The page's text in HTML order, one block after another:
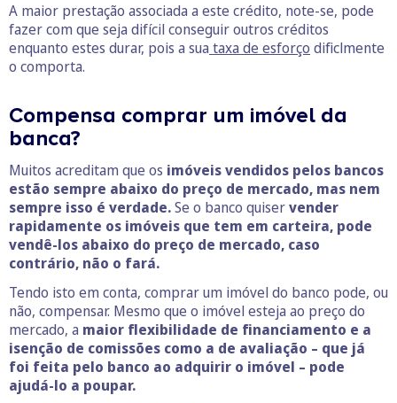
A maior prestação associada a este crédito, note-se, pode
fazer com que seja difícil conseguir outros créditos
enquanto estes durar, pois a sua taxa de esforço dificlmente
o comporta.
Compensa comprar um imóvel da
banca?
Muitos acreditam que os imóveis vendidos pelos bancos
estão sempre abaixo do preço de mercado, mas nem
sempre isso é verdade.Se o banco quiservender
rapidamente os imóveis que tem em carteira, pode
vendê-los abaixo do preço de mercado, caso
contrário, não o fará.
Tendo isto em conta, comprar um imóvel do banco pode, ou
não, compensar. Mesmo que o imóvel esteja ao preço do
mercado, a maior flexibilidade de financiamento e a
isenção de comissões como a de avaliação – que já
foi feita pelo banco ao adquirir o imóvel – pode
ajudá-lo a poupar.